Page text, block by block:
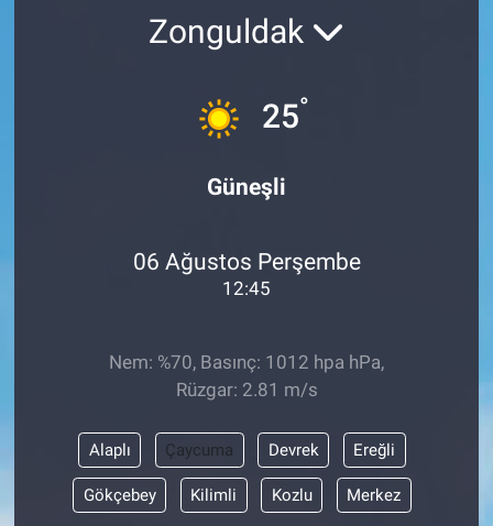
Zonguldak
25°
Güneşli
06 Ağustos Perşembe
12:45
Nem: %70, Basınç: 1012 hpa hPa,
Rüzgar: 2.81 m/s
Alaplı Çaycuma Devrek Ereğli
Gökçebey Kilimli Kozlu Merkez